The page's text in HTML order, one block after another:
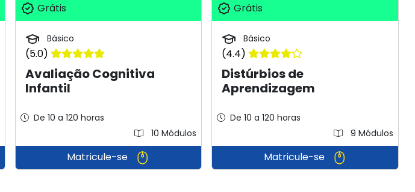
Grátis
Básico
(5.0)
Avaliação Cognitiva
Infantil
De 10 a 120 horas
10 Módulos
Matricule-se
Grátis
Básico
(4.4)
Distúrbios de
Aprendizagem
De 10 a 120 horas
9 Módulos
Matricule-se